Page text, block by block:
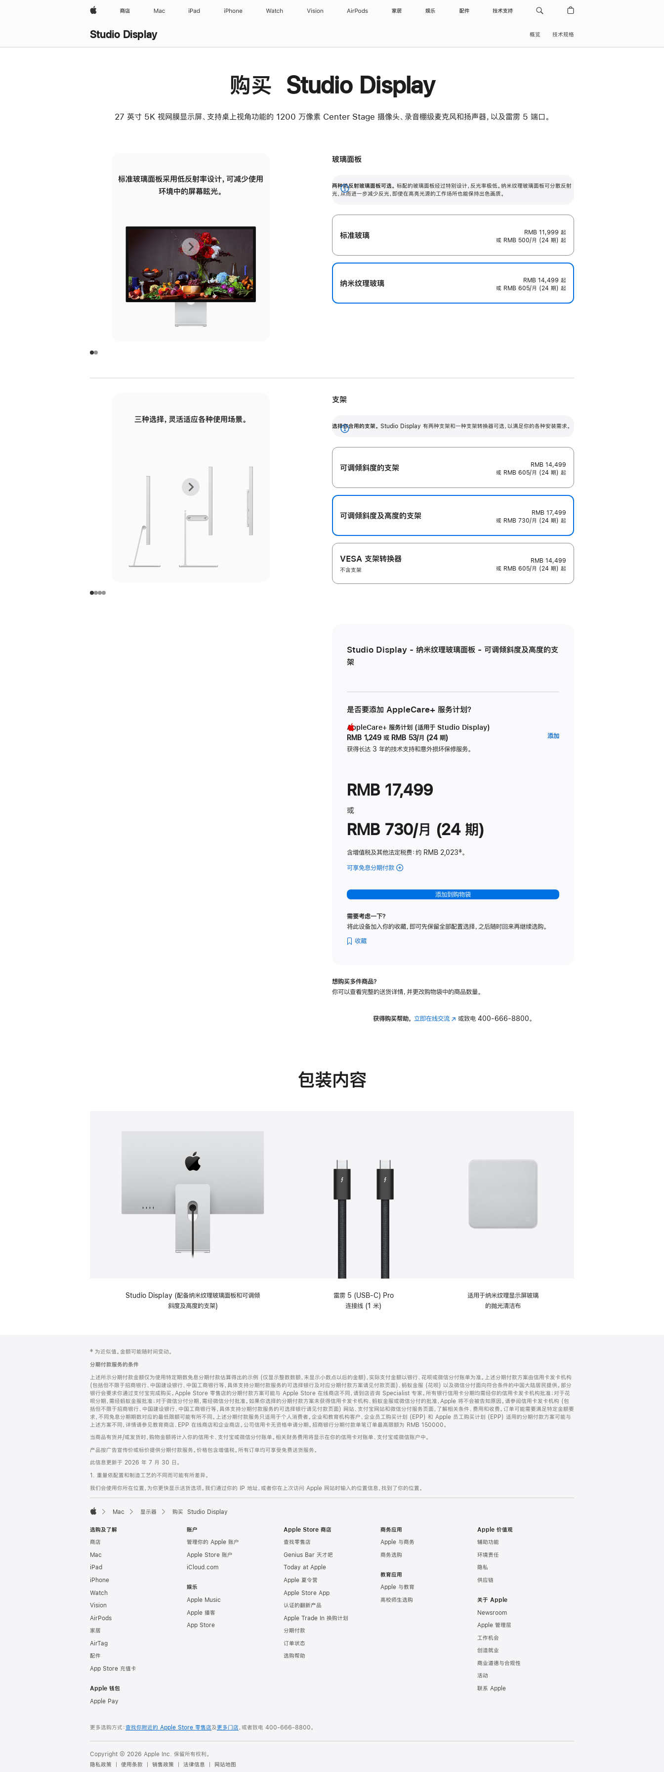
Apple 商店 Mac iPad iPhone Watch Vision AirPods 家居 娱乐 配件 技术支持
Studio Display 概览 技术规格
购买 Studio Display
27 英寸 5K 视网膜显示屏、支持桌上视角功能的 1200 万像素 Center Stage 摄像头、录音棚级麦克风和扬声器，以及雷雳 5 端口。
标准玻璃面板采用低反射率设计，可减少使用
环境中的屏幕眩光。
有高亮光源的场所使用，也能保持出色画质。
上
一
张
图
面
下
一
张
图
面
玻璃面板
两种抗反射玻璃面板可选。 标配的玻璃面板经过特别设计，反光率极低。纳米纹理玻璃面板可分散反射
光，从而进一步减少反光，即使在高亮光源的工作场所也能保持出色画质。
展
标准玻璃 RMB 11,999 起
或 RMB 500/月 (24 期) 起
纳米纹理玻璃 RMB 14,499 起
或 RMB 605/月 (24 期) 起
三种选择，灵活适应各种使用场景。
调节范围。
毫米的高度调节范围。
上
张
下
张
支架
选择你合用的支架。 Studio Display 有两种支架和一种支架转换器可选，以满足你的各种安装需求。
展
开
可调倾斜度的支架
RMB 14,499
或 RMB 605/月 (24 期) 起
可调倾斜度及高‍度的支‍架
RMB 17,499
或 RMB 730/月 (24 期) 起
VESA 支架转换器
不含支架
RMB 14,499
或 RMB 605/月 (24 期) 起
Studio Display - 纳米纹理玻璃面板 - 可调倾斜度及高度的支
架
是否要添加 AppleCare+ 服务计划？
AppleCare+ 服务计划 (适用于 Studio Display)
RMB 1,249 或 RMB 53/月 (24 期)
获得长达 3 年的技术支持和意外损坏保修服务。
添加
RMB 17,499
或
RMB 730/月 (24 期)
含增值税及其他法定税费：约 RMB 2,023脚
‡。
可享免息分期付款 (Studio
-
纳
理
可
斜
添加到购物袋
需要考虑一下？
将此设备加入你的收藏，即可先保留全部配置选择，之后随时回来再继续选购。
收藏
想购买多件商品？
你可以查看完整的送货详情，并更改购物袋中的商品数量。
获得购买帮助， 立即在线交流(在 或致电400-666-8800。
包装内容
Studio Display (配备纳米纹理玻璃面板和可调倾
斜度及高度的支架)
雷雳 5 (USB-C) Pro
连接线 (1 米)
适用于纳米纹理显示屏玻璃
的抛光清洁布
页
脚
注
‡ 为近似值。金额可能随时间变动。
分期付款服务的条件
上述所示分期付款金额仅为使用特定期数免息分期付款估算得出的示例 (仅显示整数数额，未显示小数点以后的金额)，实际支付金额以银行、花呗或微信分付账单为准。上述分期付款方案由信用卡发卡机构
(包括但不限于招商银行、中国建设银行、中国工商银行等，具体支持分期付款服务的可选择银行及对应分期付款方案请见付款页面)、蚂蚁金服 (花呗) 以及微信分付面向符合条件的中国大陆居民提供。部分
银行会要求你通过支付宝完成购买。Apple Store 零售店的分期付款方案可能与 Apple Store 在线商店不同，请到店咨询 Specialist 专家。所有银行信用卡分期均需经你的信用卡发卡机构批准；对于花
呗分期，需经蚂蚁金服批准；对于微信分付分期，需经微信分付批准。如果你选择的分期付款方案未获得信用卡发卡机构、蚂蚁金服或微信分付的批准，Apple 将不会被告知原因。请参阅信用卡发卡机构 (包
括但不限于招商银行、中国建设银行、中国工商银行等，具体支持分期付款服务的可选择银行请见付款页面) 网站、支付宝网站和微信分付服务页面，了解相关条件、费用和收费。订单可能需要满足特定金额要
求，不同免息分期期数对应的最低限额可能有所不同。上述分期付款服务只适用于个人消费者。企业和教育机构客户、企业员工购买计划 (EPP) 和 Apple 员工购买计划 (EPP) 适用的分期付款方案可能与
上述方案不同，详情请参见教育商店、EPP 在线商店和企业商店。公司信用卡无资格申请分期。招商银行分期付款单笔订单最高限额为 RMB 150000。
当商品有货并/或发货时，购物金额将计入你的信用卡、支付宝或微信分付账单。相关财务费用将显示在你的信用卡对账单、支付宝或微信账户中。
产品按广告宣传价或标价提供分期付款服务。价格包含增值税。所有订单均可享受免费送货服务。
此信息更新于 2026 年 7 月 30 日。
1. 重量依配置和制造工艺的不同而可能有所差异。
我们会使用你所在位置，为你更快显示送货选项。我们通过你的 IP 地址，或者你在上次访问 Apple 网站时输入的位置信息，找到了你的位置。
Mac 显示器 购买 Studio Display
选购及了解
商店
Mac
iPad
iPhone
Watch
Vision
AirPods
家居
AirTag
配件
App Store 充值卡
Apple 钱包
Apple Pay
账户
管理你的 Apple 账户
Apple Store 账户
iCloud.com
娱乐
Apple Music
Apple 播客
App Store
Apple Store 商店
查找零售店
Genius Bar 天才吧
Today at Apple
Apple 夏令营
Apple Store App
认证的翻新产品
Apple Trade In 换购计划
分期付款
订单状态
选购帮助
商务应用
Apple 与商务
商务选购
教育应用
Apple 与教育
高校师生选购
Apple 价值观
辅助功能
环境责任
隐私
供应链
关于 Apple
Newsroom
Apple 管理层
工作机会
创造就业
商业道德与合规性
活动
联系 Apple
更多选购方式：查找你附近的 Apple Store 零售店及更多门店，或者致电 400-666-8800。
Copyright © 2026 Apple Inc. 保留所有权利。
隐私政策
使用条款 销售政策 法律信息 网站地图